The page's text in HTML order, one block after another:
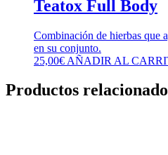
Teatox Full Body
Combinación de hierbas que
en su conjunto.
25,00€ AÑADIR AL
Productos